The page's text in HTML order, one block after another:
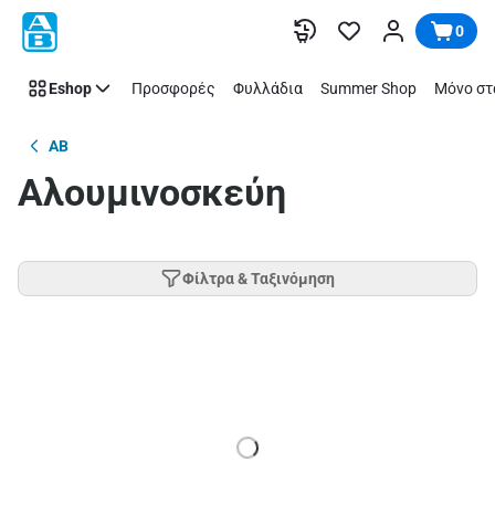
Παράλειψη 0
Eshop Προσφορές Φυλλάδια Summer Shop Μόνο
AB
Αλουμινοσκεύη
Φίλτρα & Ταξινόμηση